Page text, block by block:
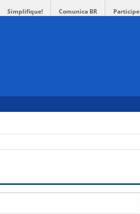
Simplifique! Comunica BR Participe